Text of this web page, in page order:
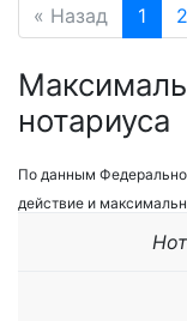
« Назад 1 2
нотариуса
По данным
действие и